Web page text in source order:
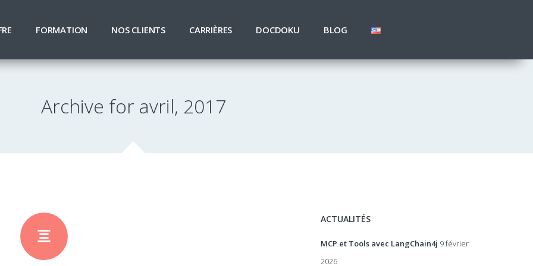
FORMATION NOS CLIENTS CARRIÈRES DOCDOKU BLOG
Archive for avril, 2017
ACTUALITÉS
MCP et Tools avec LangChain4j 9 février
2026